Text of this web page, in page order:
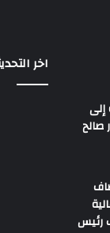
إلى
صالح
رئيس
اخر